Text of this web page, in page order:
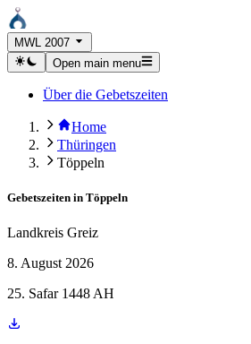
MWL 2007
Open main menu
Über die Gebetszeiten
Home
Thüringen
Töppeln
Gebetszeiten in Töppeln
Landkreis Greiz
8. August 2026
25. Safar 1448 AH